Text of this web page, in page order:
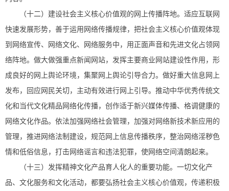
（十二）建设社会主义核心价值观的网上传播阵地。适应互联网
快速发展形势，善于运用网络传播规律，把社会主义核心价值观体现
到网络宣传、网络文化、网络服务中，用正面声音和先进文化占领网
络阵地。做大做强重点新闻网站，发挥主要商业网站建设性作用，形
成良好的网上舆论环境，集聚网上舆论引导合力。做好重大信息网上
发布，回应网民关切，主动有效进行网上引导。推动中华优秀传统文
化和当代文化精品网络化传播，创作适于新兴媒体传播、格调健康的
网络文化作品。依法加强网络社会管理，加强对网络新技术新应用的
管理，推进网络法制建设，规范网上信息传播秩序，整治网络淫秽色
情和低俗信息，打击网络谣言和违法犯罪，使网络空间清朗起来。
（十三）发挥精神文化产品育人化人的重要功能。一切文化产
品、文化服务和文化活动，都要弘扬社会主义核心价值观，传递积极